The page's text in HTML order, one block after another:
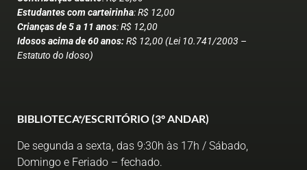
Estudantes com carteirinha: R$ 12,00
Crianças de 5 a 11 anos: R$ 12,00
Idosos acima de 60 anos:R$ 12,00 (Lei 10.741/2003 –
Estatuto do Idoso)
BIBLIOTECA*/ESCRITÓRIO (3º ANDAR)
De segunda a sexta, das 9:30h às 17h / Sábado,
Domingo e Feriado – fechado.